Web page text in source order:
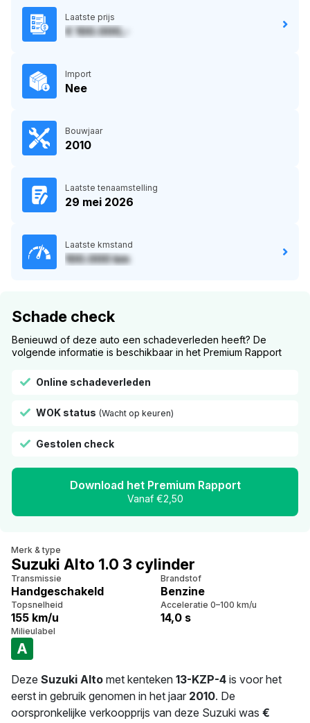
Laatste prijs
€ 100.000,-
Import
Nee
Bouwjaar
2010
Laatste tenaamstelling
29 mei 2026
Laatste kmstand
100.000 km
Schade check
Benieuwd of deze auto een schadeverleden heeft? De
volgende informatie is beschikbaar in het Premium Rapport
Online schadeverleden
WOK status (Wacht op keuren)
Gestolen check
Download het Premium Rapport
Vanaf €2,50
Merk & type
Suzuki Alto 1.0 3 cylinder
Transmissie
Handgeschakeld
Brandstof
Benzine
Topsnelheid
155 km/u
Acceleratie 0–100 km/u
14,0 s
Milieulabel
A
Deze Suzuki Alto met kenteken 13-KZP-4 is voor het
eerst in gebruik genomen in het jaar 2010. De
oorspronkelijke verkoopprijs van deze Suzuki was €